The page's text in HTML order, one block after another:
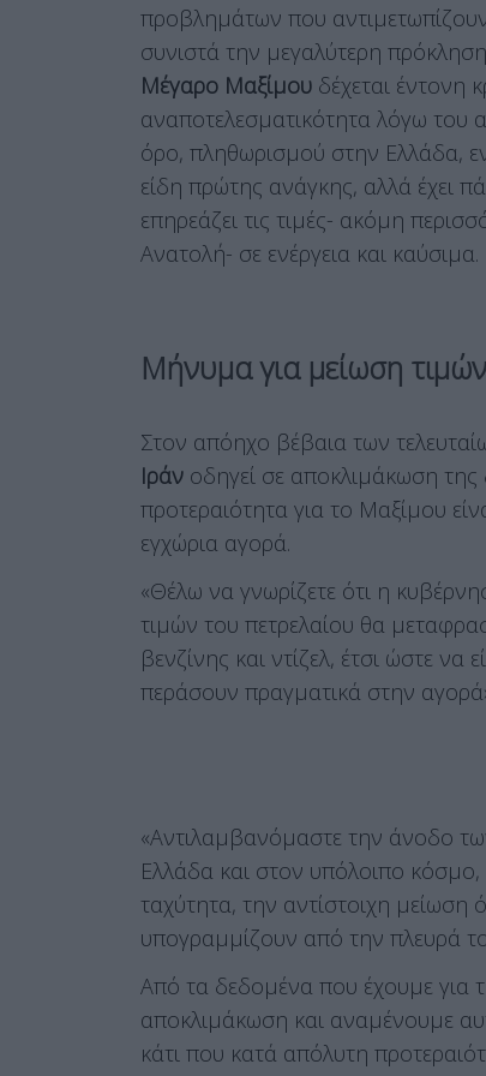
προβλημάτων που
συνιστά την μεγαλύτερη
Μέγαρο Μαξίμου δέχεται έντονη
αναποτελεσματικότητα λόγω του
όρο, πληθωρισμού στην Ελλάδα,
είδη πρώτης ανάγκης, αλλά έχει
επηρεάζει τις τιμές- ακόμη
Ανατολή- σε ενέργεια και καύσιμα.
Μήνυμα για μείωση
Στον απόηχο βέβαια των
Ιράν οδηγεί σε αποκλιμάκωση της
προτεραιότητα για το Μαξίμου
εγχώρια αγορά.
«Θέλω να γνωρίζετε ότι η
τιμών του πετρελαίου θα
βενζίνης και ντίζελ, έτσι ώστε να
περάσουν πραγματικά στην
«Αντιλαμβανόμαστε την άνοδο
Ελλάδα και στον υπόλοιπο
ταχύτητα, την αντίστοιχη
υπογραμμίζουν από την
Από τα δεδομένα που έχουμε για
αποκλιμάκωση και αναμένουμε
κάτι που κατά απόλυτη